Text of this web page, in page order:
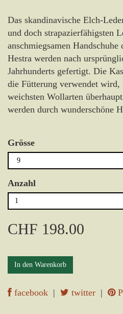
Das skandinavische Elch-
und doch strapazierfähigsten
anschmiegsamen
Hestra werden nach
Jahrhunderts gefertigt. Die
die Fütterung verwendet wird,
weichsten Wollarten
werden durch wunderschöne
Grösse
Anzahl
CHF 198.00
In den Warenkorb
facebook | twitter |